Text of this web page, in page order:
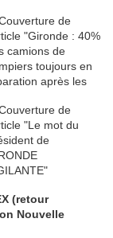
(retour
Nouvelle